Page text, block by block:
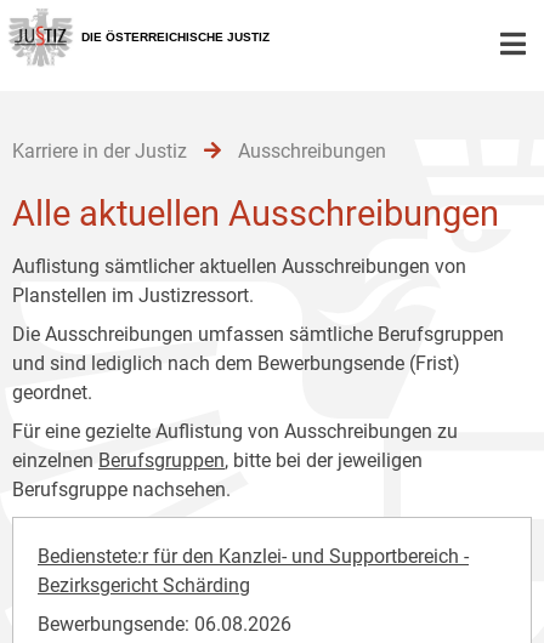
Zur
Hauptnavigation
[1]
Zum
Inhalt
[2]
Zum
Untermenü
[3]
DIE ÖSTERREICHISCHE JUSTIZ
Karriere in der Justiz Ausschreibungen
Alle aktuellen Ausschreibungen
Auflistung sämtlicher aktuellen Ausschreibungen von
Planstellen im Justizressort.
Die Ausschreibungen umfassen sämtliche Berufsgruppen
und sind lediglich nach dem Bewerbungsende (Frist)
geordnet.
Für eine gezielte Auflistung von Ausschreibungen zu
einzelnen Berufsgruppen, bitte bei der jeweiligen
Berufsgruppe nachsehen.
Bedienstete:r für den Kanzlei- und Supportbereich -
Bezirksgericht Schärding
Bewerbungsende: 06.08.2026